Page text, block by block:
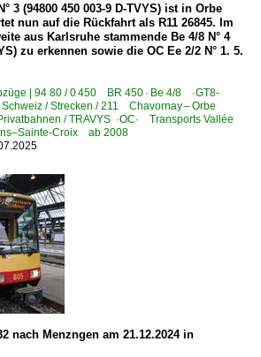
3 (94800 450 003-9 D-TVYS) ist in Orbe
nun auf die Rückfahrt als R11 26845. Im
aus Karlsruhe stammende Be 4/8 N° 4
zu erkennen sowie die OC Ee 2/2 N° 1. 5.
| 94 80 / 0 450 BR 450 · Be 4/8 ·GT8-
Schweiz / Strecken / 211 Chavornay – Orbe
/ TRAVYS ·OC· Transports Vallée
Croix ab 2008
nach Menzngen am 21.12.2024 in